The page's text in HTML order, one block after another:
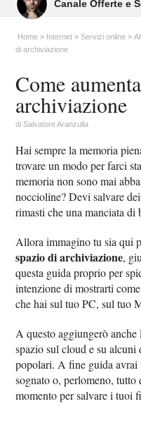
Canale Offerte e
Home Internet Servizi online
di archiviazione
Come
archiviazione
diSalvatore Aranzulla
Hai sempre la memoria
trovare un modo per farci
memoria non sono mai
noccioline? Devi salvare
rimasti che una manciata di
Allora immagino tu sia qui
spazio di archiviazione,
questa guida proprio per
intenzione di mostrarti
che hai sul tuo PC, sul tuo
A questo aggiungerò
spazio sul cloud e su
popolari. A fine guida avrai
sognato o, perlomeno,
momento per salvare i tuoi